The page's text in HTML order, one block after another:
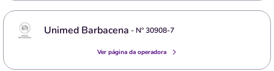
Unimed Barbacena - Nº30908-7
Ver página da operadora